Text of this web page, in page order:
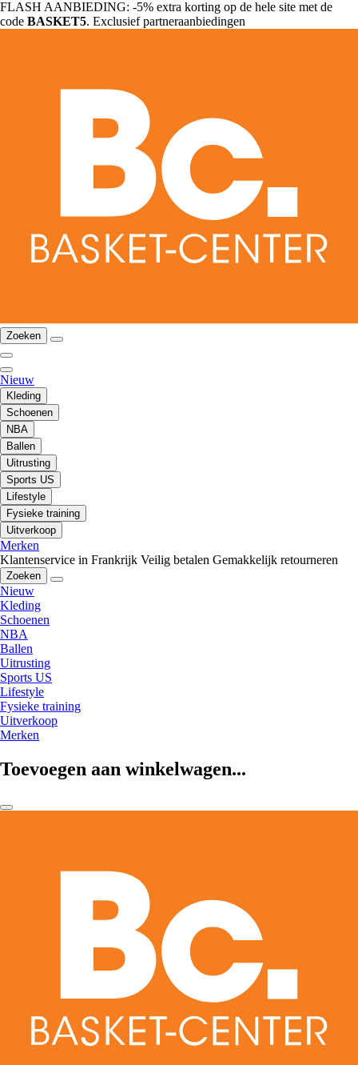
FLASH AANBIEDING: -5% extra korting op de hele site met de
code BASKET5. Exclusief partneraanbiedingen
Zoeken
Nieuw
Kleding
Schoenen
NBA
Ballen
Uitrusting
Sports US
Lifestyle
Fysieke training
Uitverkoop
Merken
Klantenservice in Frankrijk Veilig betalen Gemakkelijk retourneren
Zoeken
Nieuw
Kleding
Schoenen
NBA
Ballen
Uitrusting
Sports US
Lifestyle
Fysieke training
Uitverkoop
Merken
Toevoegen aan winkelwagen...